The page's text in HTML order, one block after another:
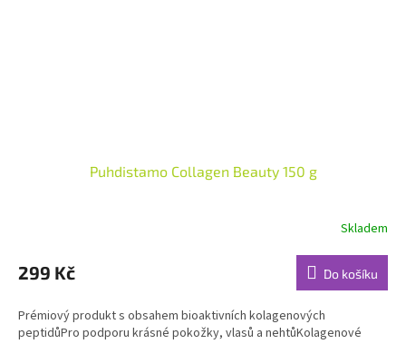
Puhdistamo Collagen Beauty 150 g
produktu
je
z
5
Skladem
299 Kč Do košíku
Prémiový produkt s obsahem bioaktivních kolagenových
peptidůPro podporu krásné pokožky, vlasů a nehtůKolagenové